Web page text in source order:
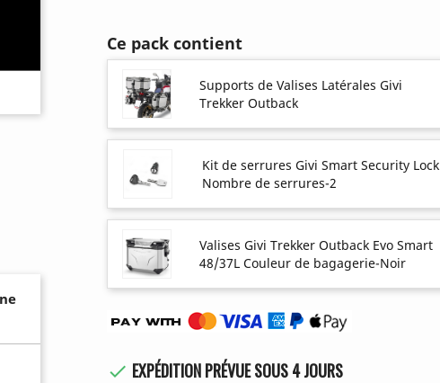
Ce pack contient
Supports de Valises Latérales Givi
Trekker Outback
Kit de serrures Givi Smart Security Lock
Nombre de serrures-2
Valises Givi Trekker Outback Evo Smart
48/37L Couleur de bagagerie-Noir
 EXPÉDITION PRÉVUE SOUS 4 JOURS